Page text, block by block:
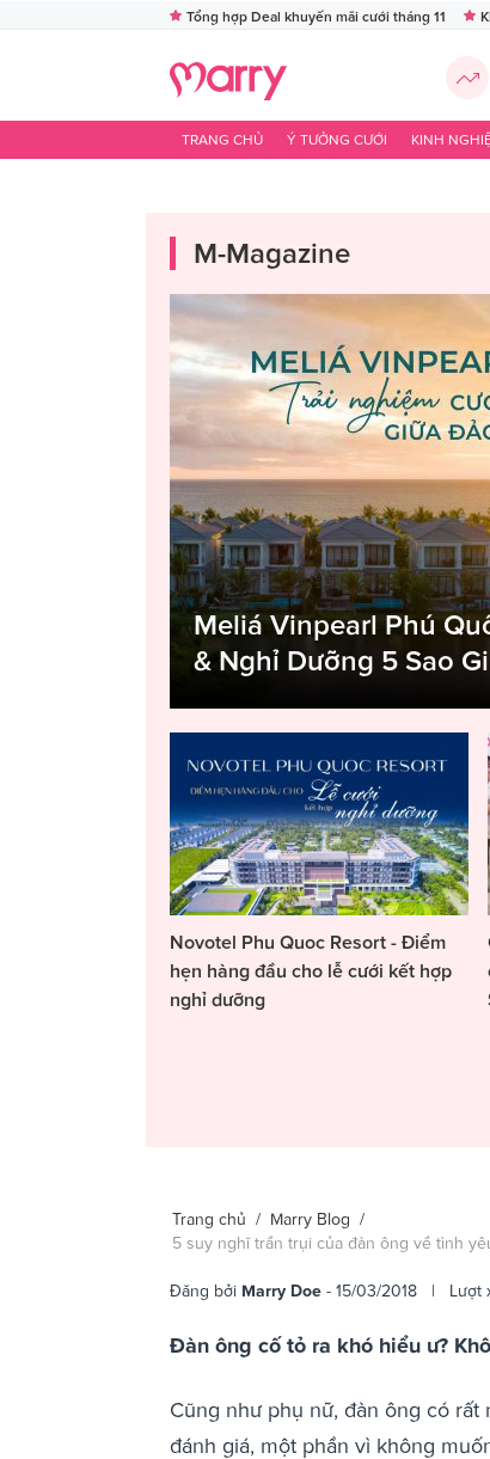
Tổng hợp Deal khuyến mãi cưới tháng 11
TRANG CHỦ Ý TƯỞNG CƯỚI KINH
M-Magazine
Meliá Vinpearl Phú
& Nghỉ Dưỡng 5 Sao
Novotel Phu Quoc Resort - Điểm
hẹn hàng đầu cho lễ cưới kết hợp
nghỉ dưỡng
Trang chủ / Marry Blog /
5 suy nghĩ trần trụi của đàn ông về tình
Đăng bởi Marry Doe - 15/03/2018 | Lượt
Đàn ông cố tỏ ra khó hiểu ư?
Cũng như phụ nữ, đàn ông có
đánh giá, một phần vì không